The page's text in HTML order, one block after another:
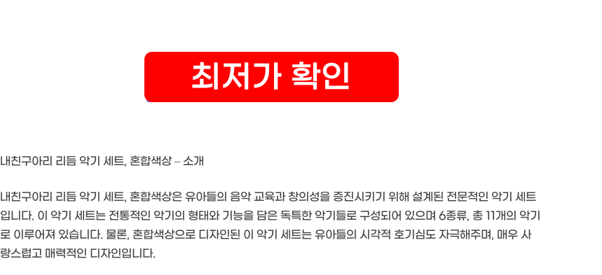
내친구아리 리듬 악기 세트, 혼합색상 – 소개
내친구아리 리듬 악기 세트, 혼합색상은 유아들의 음악 교육과 창의성을 증진시키기 위해 설계된 전문적인 악기 세트
입니다. 이 악기 세트는 전통적인 악기의 형태와 기능을 담은 독특한 악기들로 구성되어 있으며 6종류, 총 11개의 악기
로 이루어져 있습니다. 물론, 혼합색상으로 디자인된 이 악기 세트는 유아들의 시각적 호기심도 자극해주며, 매우 사
랑스럽고 매력적인 디자인입니다.